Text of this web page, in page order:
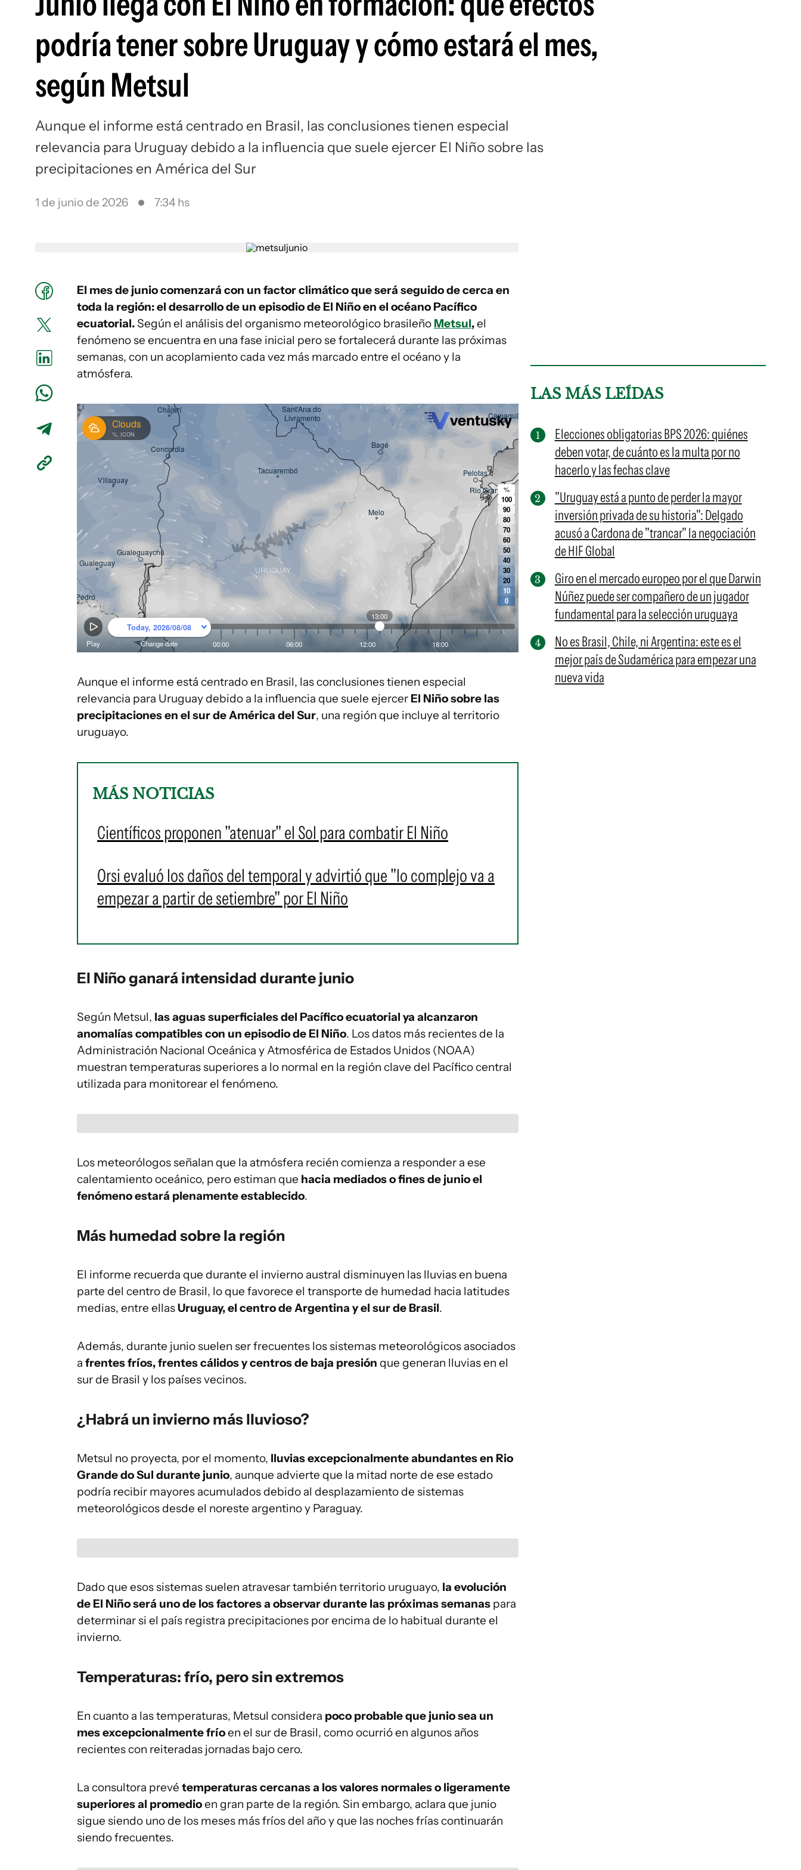
podría tener sobre Uruguay y cómo estará el mes,
según Metsul
Aunque el informe está centrado en Brasil, las conclusiones tienen especial
relevancia para Uruguay debido a la influencia que suele ejercer El Niño sobre las
precipitaciones en América del Sur
1 de junio de 2026 7:34 hs
El mes de junio comenzará con un factor climático que será seguido de cerca en
toda la región: el desarrollo de un episodio de El Niño en el océano Pacífico
ecuatorial. Según el análisis del organismo meteorológico brasileño Metsul,el
fenómeno se encuentra en una fase inicial pero se fortalecerá durante las próximas
semanas, con un acoplamiento cada vez más marcado entre el océano y la
atmósfera.
Aunque el informe está centrado en Brasil, las conclusiones tienen especial
relevancia para Uruguay debido a la influencia que suele ejercer El Niño sobre las
precipitaciones en el sur de América del Sur, una región que incluye al territorio
uruguayo.
MÁS NOTICIAS
Científicos proponen "atenuar" el Sol para combatir El Niño
Orsi evaluó los daños del temporal y advirtió que "lo complejo va a
empezar a partir de setiembre" por El Niño
El Niño ganará intensidad durante junio
Según Metsul, las aguas superficiales del Pacífico ecuatorial ya alcanzaron
anomalías compatibles con un episodio de El Niño. Los datos más recientes de la
Administración Nacional Oceánica y Atmosférica de Estados Unidos (NOAA)
muestran temperaturas superiores a lo normal en la región clave del Pacífico central
utilizada para monitorear el fenómeno.
Los meteorólogos señalan que la atmósfera recién comienza a responder a ese
calentamiento oceánico, pero estiman que hacia mediados o fines de junio el
fenómeno estará plenamente establecido.
Más humedad sobre la región
El informe recuerda que durante el invierno austral disminuyen las lluvias en buena
parte del centro de Brasil, lo que favorece el transporte de humedad hacia latitudes
medias, entre ellasUruguay, el centro de Argentina y el sur de Brasil.
Además, durante junio suelen ser frecuentes los sistemas meteorológicos asociados
a frentes fríos, frentes cálidos y centros de baja presión que generan lluvias en el
sur de Brasil y los países vecinos.
¿Habrá un invierno más lluvioso?
Metsul no proyecta, por el momento, lluvias excepcionalmente abundantes en Rio
Grande do Sul durante junio, aunque advierte que la mitad norte de ese estado
podría recibir mayores acumulados debido al desplazamiento de sistemas
meteorológicos desde el noreste argentino y Paraguay.
Dado que esos sistemas suelen atravesar también territorio uruguayo, la evolución
de El Niño será uno de los factores a observar durante las próximas semanas para
determinar si el país registra precipitaciones por encima de lo habitual durante el
invierno.
Temperaturas: frío, pero sin extremos
En cuanto a las temperaturas, Metsul considera poco probable que junio sea un
mes excepcionalmente fríoen el sur de Brasil, como ocurrió en algunos años
recientes con reiteradas jornadas bajo cero.
La consultora prevé temperaturas cercanas a los valores normales o ligeramente
superiores al promedioen gran parte de la región. Sin embargo, aclara que junio
sigue siendo uno de los meses más fríos del año y que las noches frías continuarán
siendo frecuentes.
LAS MÁS LEÍDAS
Elecciones obligatorias BPS 2026: quiénes
deben votar, de cuánto es la multa por no
hacerlo y las fechas clave
"Uruguay está a punto de perder la mayor
inversión privada de su historia": Delgado
acusó a Cardona de "trancar" la negociación
de HIF Global
Giro en el mercado europeo por el que Darwin
Núñez puede ser compañero de un jugador
fundamental para la selección uruguaya
No es Brasil, Chile, ni Argentina: este es el
mejor país de Sudamérica para empezar una
nueva vida